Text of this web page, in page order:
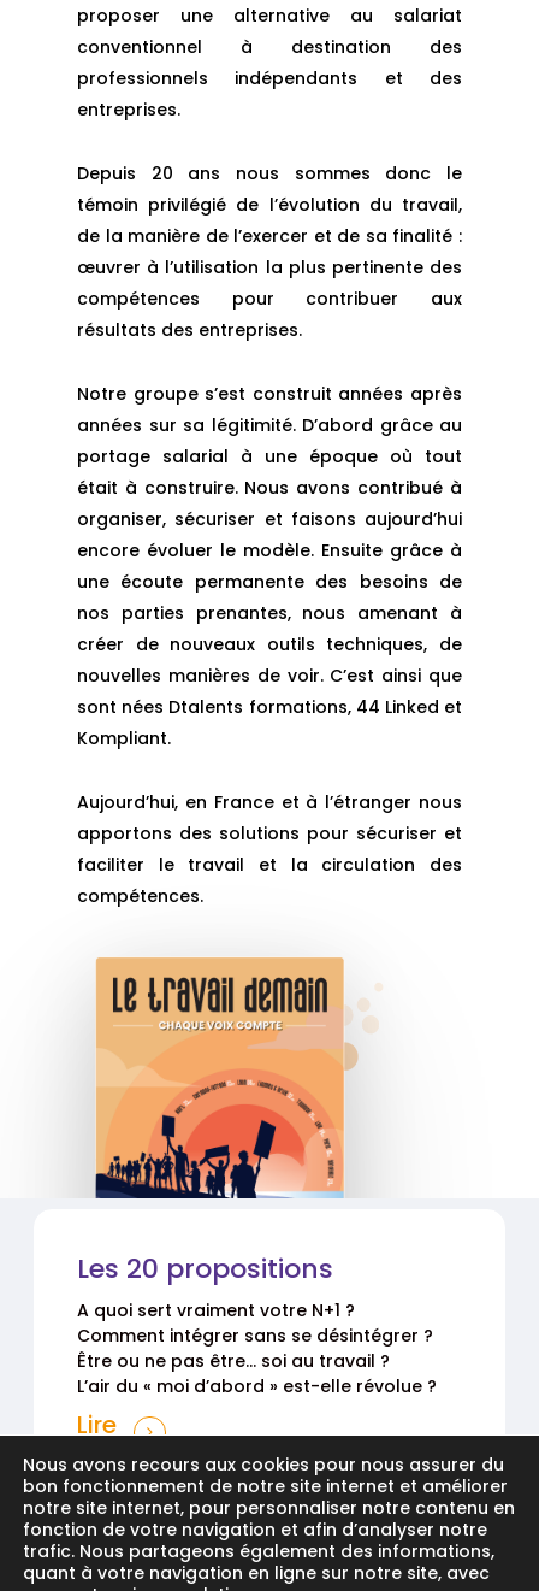
proposer une alternative au salariat
conventionnel à destination des
professionnels indépendants et des
entreprises.
Depuis 20 ans nous sommes donc le
témoin privilégié de l’évolution du travail,
de la manière de l’exercer et de sa finalité :
œuvrer à l’utilisation la plus pertinente des
compétences pour contribuer aux
résultats des entreprises.
Notre groupe s’est construit années après
années sur sa légitimité. D’abord grâce au
portage salarial à une époque où tout
était à construire. Nous avons contribué à
organiser, sécuriser et faisons aujourd’hui
encore évoluer le modèle. Ensuite grâce à
une écoute permanente des besoins de
nos parties prenantes, nous amenant à
créer de nouveaux outils techniques, de
nouvelles manières de voir. C’est ainsi que
sont nées Dtalents formations, 44 Linked et
Kompliant.
Aujourd’hui, en France et à l’étranger nous
apportons des solutions pour sécuriser et
faciliter le travail et la circulation des
compétences.
Les 20 propositions
A quoi sert vraiment votre N+1 ?
Comment intégrer sans se désintégrer ?
Être ou ne pas être… soi au travail ?
L’air du « moi d’abord » est-elle révolue ?
Lire
Les 20 contributeurs
Nous avons recours aux cookies pour nous assurer du
bon fonctionnement de notre site internet et améliorer
notre site internet, pour personnaliser notre contenu en
fonction de votre navigation et afin d’analyser notre
trafic. Nous partageons également des informations,
quant à votre navigation en ligne sur notre site, avec